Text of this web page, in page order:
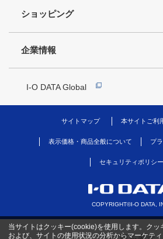
ショッピング
企業情報
I-O DATA Global
サイトマップ 本サイトご利
表示価格・商品全般について プ
セキュリティポリシー
COPYRIGHT©I-O DATA,
当サイトはクッキー(cookie)を使用します。ク
および、サイトの使用状況の分析からマーケテ